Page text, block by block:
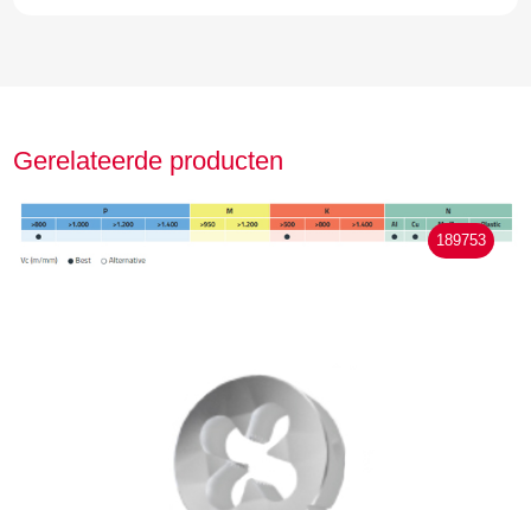
Gerelateerde producten
189753